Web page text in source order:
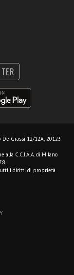
Grassi 12/12A, 20123
alla C.C.I.A.A. di Milano
i diritti di proprietà